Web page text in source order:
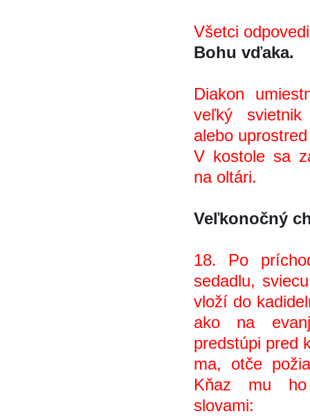
Všetci
Bohu vďaka.
Diakon
veľký
alebo
V kostole sa
na oltári.
Veľkonočný
18. Po
sedadlu,
vloží do
ako na
predstúpi pred
ma, otče
Kňaz mu
slovami: